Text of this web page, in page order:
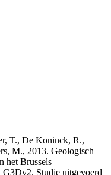
T., De Koninck, R.,
M., 2013. Geologisch
het Brussels
Studie uitgevoerd